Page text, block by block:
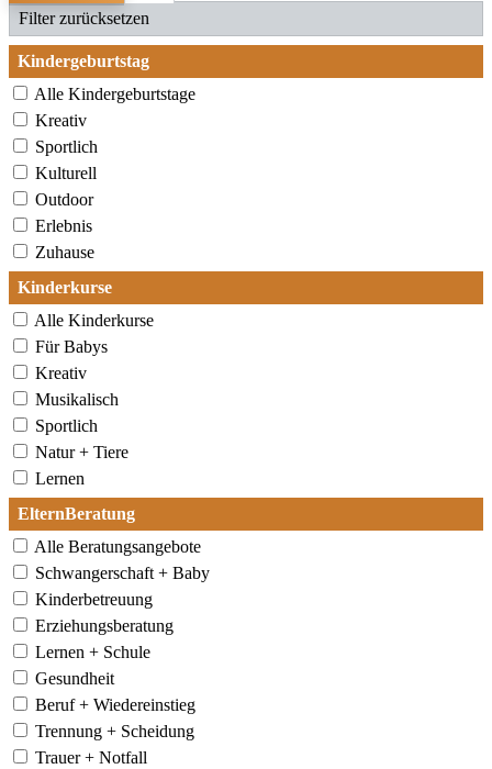
Filter zurücksetzen
Kindergeburtstag
Alle Kindergeburtstage
Kreativ
Sportlich
Kulturell
Outdoor
Erlebnis
Zuhause
Kinderkurse
Alle Kinderkurse
Für Babys
Kreativ
Musikalisch
Sportlich
Natur + Tiere
Lernen
ElternBeratung
Alle Beratungsangebote
Schwangerschaft + Baby
Kinderbetreuung
Erziehungsberatung
Lernen + Schule
Gesundheit
Beruf + Wiedereinstieg
Trennung + Scheidung
Trauer + Notfall